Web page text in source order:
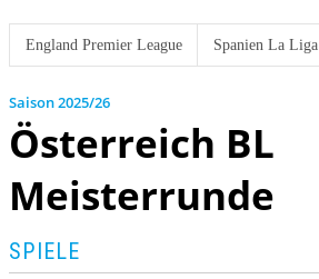
England Premier League Spanien La Liga
2025/26
Österreich BL
Meisterrunde
SPIELE